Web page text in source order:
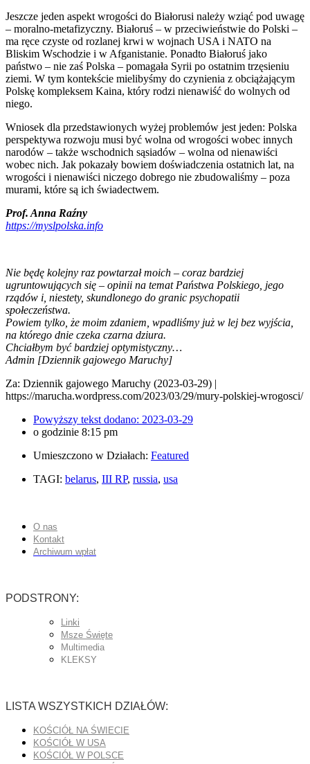
Jeszcze jeden aspekt wrogości do Białorusi należy wziąć pod uwagę
– moralno-metafizyczny. Białoruś – w przeciwieństwie do Polski –
ma ręce czyste od rozlanej krwi w wojnach USA i NATO na
Bliskim Wschodzie i w Afganistanie. Ponadto Białoruś jako
państwo – nie zaś Polska – pomagała Syrii po ostatnim trzęsieniu
ziemi. W tym kontekście mielibyśmy do czynienia z obciążającym
Polskę kompleksem Kaina, który rodzi nienawiść do wolnych od
niego.
Wniosek dla przedstawionych wyżej problemów jest jeden: Polska
perspektywa rozwoju musi być wolna od wrogości wobec innych
narodów – także wschodnich sąsiadów – wolna od nienawiści
wobec nich. Jak pokazały bowiem doświadczenia ostatnich lat, na
wrogości i nienawiści niczego dobrego nie zbudowaliśmy – poza
murami, które są ich świadectwem.
Prof. Anna Raźny
https://myslpolska.info
Nie będę kolejny raz powtarzał moich – coraz bardziej
ugruntowujących się – opinii na temat Państwa Polskiego, jego
rządów i, niestety, skundlonego do granic psychopatii
społeczeństwa.
Powiem tylko, że moim zdaniem, wpadliśmy już w lej bez wyjścia,
na którego dnie czeka czarna dziura.
Chciałbym być bardziej optymistyczny…
Admin [Dziennik gajowego Maruchy]
Za: Dziennik gajowego Maruchy (2023-03-29) |
https://marucha.wordpress.com/2023/03/29/mury-polskiej-wrogosci/
Powyższy tekst dodano: 2023-03-29
o godzinie 8:15 pm
Umieszczono w Działach: Featured
TAGI: belarus, III RP, russia, usa
O nas
Kontakt
Archiwum wpłat
PODSTRONY:
Linki
Msze Święte
Multimedia
KLEKSY
LISTA WSZYSTKICH DZIAŁÓW:
KOŚCIÓŁ NA ŚWIECIE
KOŚCIÓŁ W USA
KOŚCIÓŁ W POLSCE